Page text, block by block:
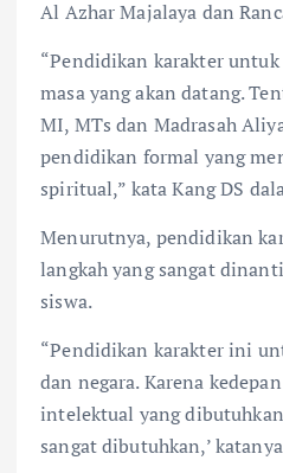
Al Azhar Majalaya dan
“Pendidikan karakter
masa yang akan datang.
MI, MTs dan Madrasah
pendidikan formal yang
spiritual,” kata Kang DS
Menurutnya, pendidikan
langkah yang sangat
siswa.
“Pendidikan karakter ini
dan negara. Karena
intelektual yang
sangat dibutuhkan,’